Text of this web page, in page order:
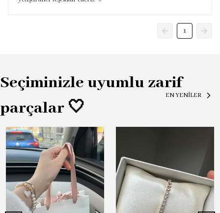
1
Seçiminizle uyumlu zarif
parçalar 🤍
EN YENİLER